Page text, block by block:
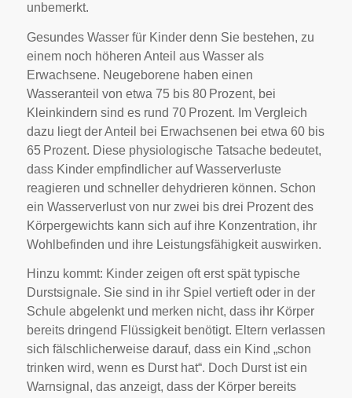
unbemerkt.
Gesundes Wasser für Kinder denn Sie bestehen, zu
einem noch höheren Anteil aus Wasser als
Erwachsene. Neugeborene haben einen
Wasseranteil von etwa 75 bis 80 Prozent, bei
Kleinkindern sind es rund 70 Prozent. Im Vergleich
dazu liegt der Anteil bei Erwachsenen bei etwa 60 bis
65 Prozent. Diese physiologische Tatsache bedeutet,
dass Kinder empfindlicher auf Wasserverluste
reagieren und schneller dehydrieren können. Schon
ein Wasserverlust von nur zwei bis drei Prozent des
Körpergewichts kann sich auf ihre Konzentration, ihr
Wohlbefinden und ihre Leistungsfähigkeit auswirken.
Hinzu kommt: Kinder zeigen oft erst spät typische
Durstsignale. Sie sind in ihr Spiel vertieft oder in der
Schule abgelenkt und merken nicht, dass ihr Körper
bereits dringend Flüssigkeit benötigt. Eltern verlassen
sich fälschlicherweise darauf, dass ein Kind „schon
trinken wird, wenn es Durst hat“. Doch Durst ist ein
Warnsignal, das anzeigt, dass der Körper bereits